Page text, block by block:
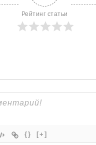
Рейтинг статьи
{} [+]